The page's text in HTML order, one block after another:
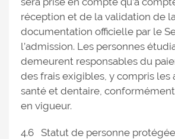
réception et de la validation de
documentation officielle par le
l’admission. Les personnes
demeurent responsables du
des frais exigibles, y compris les
santé et dentaire,
en vigueur.
4.6 Statut de personne